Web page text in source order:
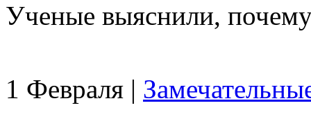
Ученые выяснили,
1 Февраля |